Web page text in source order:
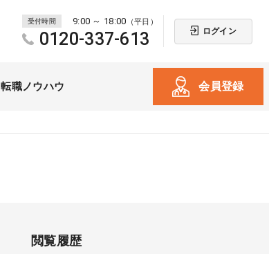
受付時間 9:00 ～ 18:00 （平日）
0120-337-613 ログイン
転職ノウハウ 会員登録
閲覧履歴